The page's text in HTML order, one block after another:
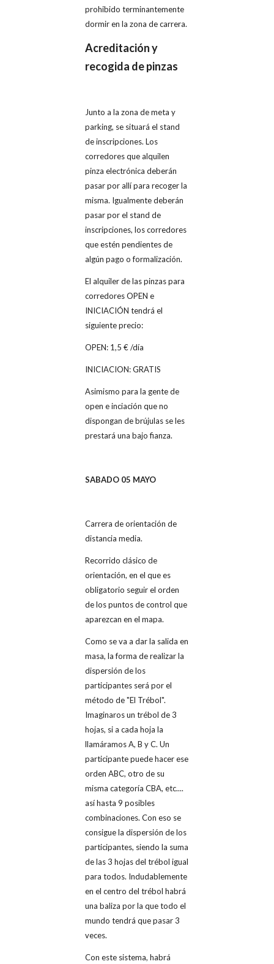
prohibido terminantemente
dormir en la zona de carrera.
Acreditación y
recogida de pinzas
Junto a la zona de meta y
parking, se situará el stand
de inscripciones. Los
corredores que alquilen
pinza electrónica deberán
pasar por allí para recoger la
misma. Igualmente deberán
pasar por el stand de
inscripciones, los corredores
que estén pendientes de
algún pago o formalización.
El alquiler de las pinzas para
corredores OPEN e
INICIACIÓN tendrá el
siguiente precio:
OPEN: 1,5 € /día
INICIACION: GRATIS
Asimismo para la gente de
open e inciación que no
dispongan de brújulas se les
prestará una bajo fianza.
SABADO 05 MAYO
Carrera de orientación de
distancia media.
Recorrido clásico de
orientación, en el que es
obligatorio seguir el orden
de los puntos de control que
aparezcan en el mapa.
Como se va a dar la salida en
masa, la forma de realizar la
dispersión de los
participantes será por el
método de "El Trébol".
Imaginaros un trébol de 3
hojas, si a cada hoja la
llamáramos A, B y C. Un
participante puede hacer ese
orden ABC, otro de su
misma categoría CBA, etc....
así hasta 9 posibles
combinaciones. Con eso se
consigue la dispersión de los
participantes, siendo la suma
de las 3 hojas del trébol igual
para todos. Indudablemente
en el centro del trébol habrá
una baliza por la que todo el
mundo tendrá que pasar 3
veces.
Con este sistema, habrá